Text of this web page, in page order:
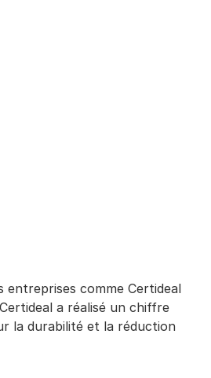
entreprises comme Certideal
a réalisé un chiffre
la durabilité et la réduction